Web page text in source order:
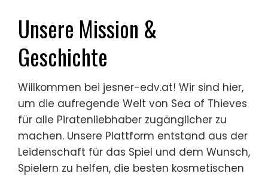
Unsere Mission &
Geschichte
Willkommen bei jesner-edv.at! Wir sind hier,
um die aufregende Welt von Sea of Thieves
für alle Piratenliebhaber zugänglicher zu
machen. Unsere Plattform entstand aus der
Leidenschaft für das Spiel und dem Wunsch,
Spielern zu helfen, die besten kosmetischen